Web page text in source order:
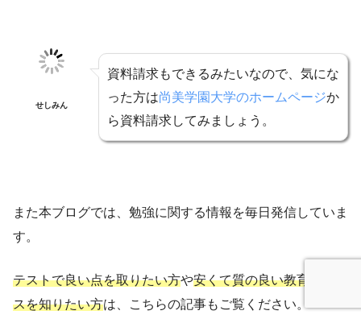
せしみん
資料請求もできるみたいなので、気にな
った方は尚美学園大学のホームページか
ら資料請求してみましょう。
また本ブログでは、勉強に関する情報を毎日発信していま
す。
テストで良い点を取りたい方や安くて質の良い教育サービ
スを知りたい方は、こちらの記事もご覧ください。